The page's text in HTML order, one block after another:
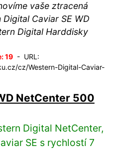
vaše ztracená
Caviar SE WD
Digital Harddisky
19- URL:
cz/Western-Digital-Caviar-
NetCenter 500
Digital NetCenter,
SE s rychlostí 7